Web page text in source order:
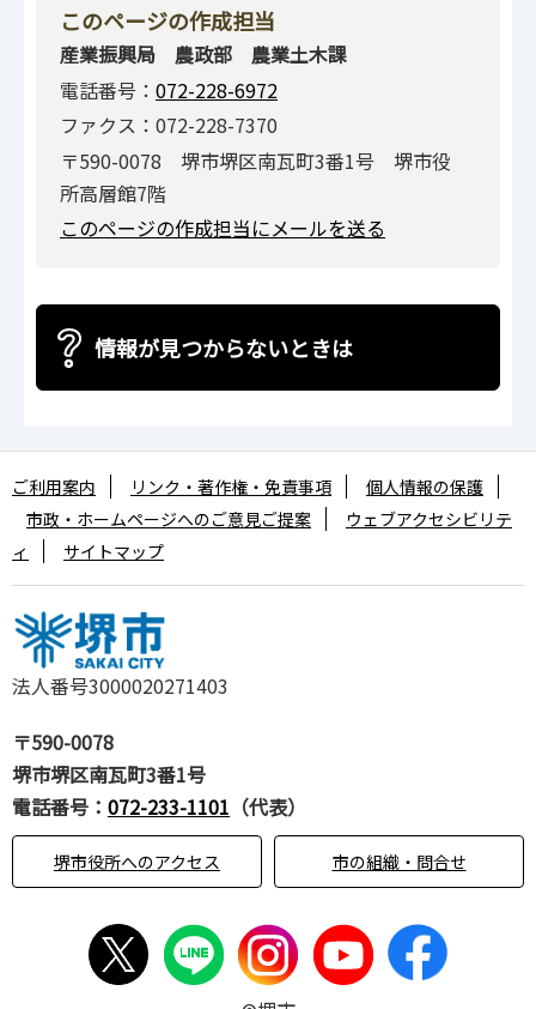
このページの作成担当
産業振興局 農政部 農業土木課
電話番号： 072-228-6972
ファクス：072-228-7370
〒590-0078 堺市堺区南瓦町3番1号 堺市役
所高層館7階
このページの作成担当にメールを送る
情報が見つからないときは
法人番号3000020271403
〒590-0078
堺市堺区南瓦町3番1号
電話番号： 072-233-1101 （代表）
堺市役所へのアクセス 市の組織・問合せ
ご利用案内 リンク・著作権・免責事項
個人情報の保護
市政・ホームページへのご意見ご提案
ウェブアクセシビリテ
ィ
サイトマップ